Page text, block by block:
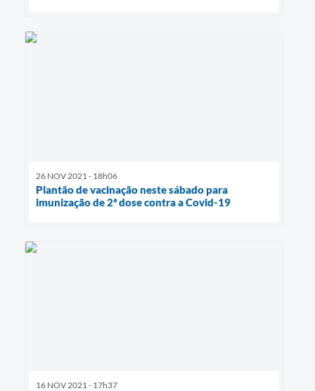
26 NOV 2021 - 18h06
Plantão de vacinação neste sábado para
imunização de 2ª dose contra a Covid-19
16 NOV 2021 - 17h37